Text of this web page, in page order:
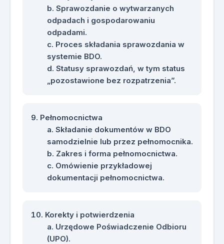
Sprawozdanie o wytwarzanych
odpadach i gospodarowaniu
odpadami.
Proces składania sprawozdania w
systemie BDO.
Statusy sprawozdań, w tym status
„pozostawione bez rozpatrzenia”.
Pełnomocnictwa
Składanie dokumentów w BDO
samodzielnie lub przez pełnomocnika.
Zakres i forma pełnomocnictwa.
Omówienie przykładowej
dokumentacji pełnomocnictwa.
Korekty i potwierdzenia
Urzędowe Poświadczenie Odbioru
(UPO).